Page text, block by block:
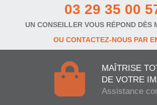
03 29 35 00
UN CONSEILLER VOUS RÉPOND DÈS
OU CONTACTEZ-NOUS PAR
MAÎTRISE
DE VOTRE
Assistance